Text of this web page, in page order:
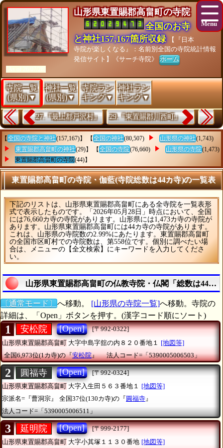
山形県東置賜郡高畠町の寺院
全国のお寺
と神社157,167箇所収録
【『日本
寺院が楽しくなる』：名前別全国の寺院統計情報
発信サイト】《サーチ寺院》ホーム
[As of 26/07/28]
寺院一覧
(県別)▼
神社一覧
(県別)▼
寺院ラン
キング▼
神社ラン
キング▼
27.『最上郡戸沢村』 29.『東置賜郡川西町』
【 全国の寺院と神社(157,167)】 【 全国の神社(80,507) 山形県の神社(1,743)
東置賜郡高畠町の神社(29)】 【 全国の寺院(76,660) 山形県の寺院(1,473)
東置賜郡高畠町の寺院(44)】
東置賜郡高畠町の寺院・伽藍(寺院総数は44カ寺)の一覧表
下記のリストは、山形県東置賜郡高畠町にある全寺院を一覧表形
式で表示したものです。「2026年05月28日」時点において、全国
には76,660カ寺の寺院があります。山形県には1,473カ寺の寺院が
あります。山形県東置賜郡高畠町には44カ寺の寺院があります。
これは、山形県の寺院数の2.99%にあたります。東置賜郡高畠町
の全国市区町村での寺院数は、第558位です。個別に調べたい場
合は、メニューの【全文検索】にキーワードを入力してくださ
い。
山形県東置賜郡高畠町の仏教寺院・仏閣「総数は44カ
〔通常モード〕 へ移動。 [山形県の寺院一覧]へ移動。寺院の
詳細は、「Open」ボタンを押す。(漢字コード順にソート)
1 安松院 [Open]
[〒992-0322]
山形県東置賜郡高畠町 大字中島字舘の内８２０番地１
[地図等]
全国6,973位(1カ寺)の『安松院』 法人コード=「5390005006503」
2 圓福寺 [Open]
[〒992-0324]
山形県東置賜郡高畠町 大字入生田５６３番地１ [地図等]
宗派名=『曹洞宗』
全国37位(130カ寺)の『 圓福寺』
法人コード=「5390005006511」
3 延明院 [Open]
[〒999-2177]
山形県東置賜郡高畠町 大字小其塚１１３０番地 [地図等]